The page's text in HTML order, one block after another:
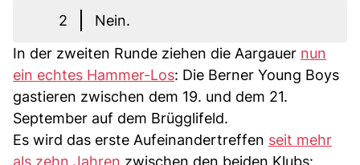
2
Nein.
In der zweiten Runde ziehen die Aargauer nun
ein echtes Hammer-Los: Die Berner Young Boys
gastieren zwischen dem 19. und dem 21.
September auf dem Brügglifeld.
Es wird das erste Aufeinandertreffen seit mehr
als zehn Jahren zwischen den beiden Klubs: